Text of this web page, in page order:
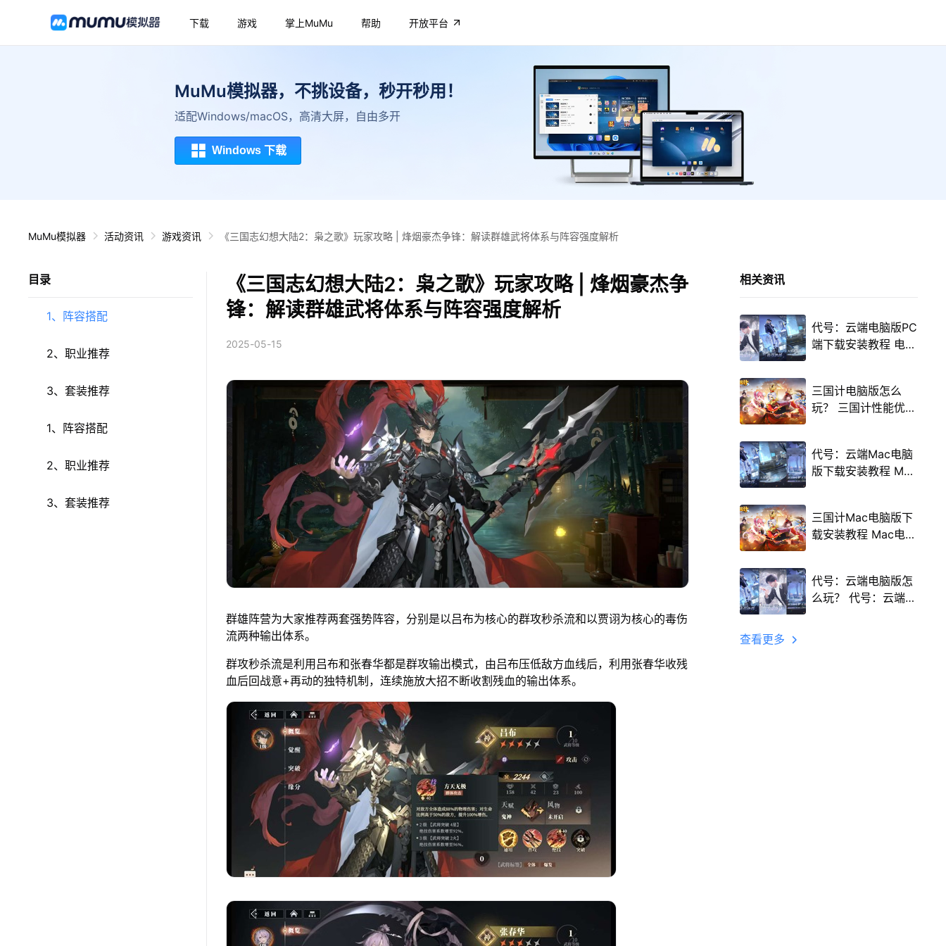
下载 游戏 掌上MuMu 帮助 开放平台
MuMu模拟器，不挑设备，秒开秒用！
适配Windows/macOS，高清大屏，自由多开
Windows 下载
MuMu模拟器 活动资讯 游戏资讯 《三国志幻想大陆2：枭之歌》玩家攻略 | 烽烟豪杰争锋：解读群雄武将体系与阵容强度解析
目录
1、阵容搭配
2、职业推荐
3、套装推荐
1、阵容搭配
2、职业推荐
3、套装推荐
《三国志幻想大陆2：枭之歌》玩家攻略 | 烽烟豪杰争
锋：解读群雄武将体系与阵容强度解析
2025-05-15
群雄阵营为大家推荐两套强势阵容，分别是以吕布为核心的群攻秒杀流和以贾诩为核心的毒伤
流两种输出体系。
群攻秒杀流是利用吕布和张春华都是群攻输出模式，由吕布压低敌方血线后，利用张春华收残
血后回战意+再动的独特机制，连续施放大招不断收割残血的输出体系。
相关资讯
代号：云端电脑版PC
端下载安装教程 电脑
三国计电脑版怎么
玩？ 三国计性能优化
程
代号：云端Mac电脑
版下载安装教程 Mac
三国计Mac电脑版下
载安装教程 Mac电脑
代号：云端电脑版怎
么玩？ 代号：云端性
查看更多